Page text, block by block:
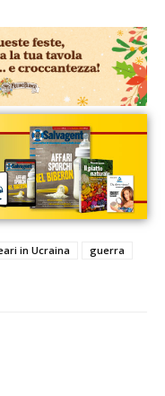
in Ucraina
guerra